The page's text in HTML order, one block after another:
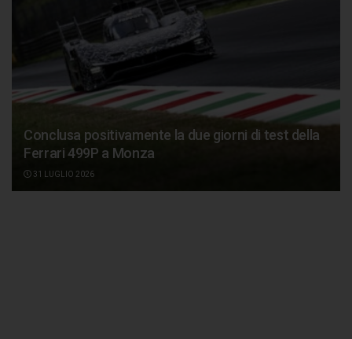
Conclusa positivamente la due giorni di test della
Ferrari 499P a Monza
31 LUGLIO 2026